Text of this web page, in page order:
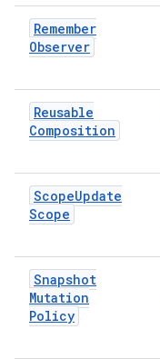
Remember
Observer
Reusable
Composition
ScopeUpdate
Scope
Snapshot
Mutation
Policy